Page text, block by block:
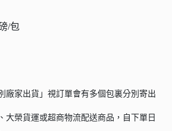
/包
廠家出貨」視訂單會有多個包裏分別寄出
大榮貨運或超商物流配送商品，自下單日